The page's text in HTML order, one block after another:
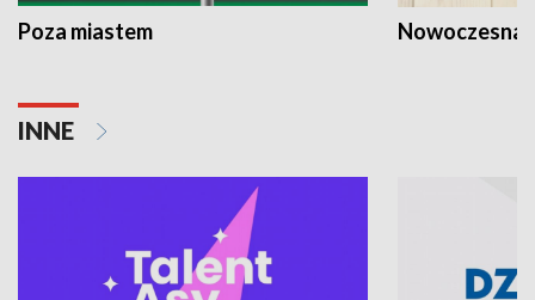
Poza miastem Nowoczesna
INNE